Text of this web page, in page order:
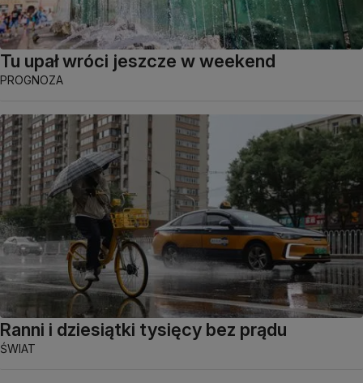
Tu upał wróci jeszcze w weekend
PROGNOZA
Ranni i dziesiątki tysięcy bez prądu
ŚWIAT